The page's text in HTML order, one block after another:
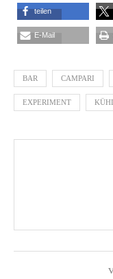
teilen
E-Mail
BAR CAMPARI
EXPERIMENT